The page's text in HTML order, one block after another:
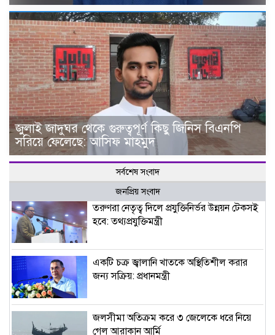
জুলাই জাদুঘর থেকে গুরুত্বপূর্ণ কিছু জিনিস বিএনপি
সরিয়ে ফেলেছে: আসিফ মাহমুদ
সর্বশেষ সংবাদ
জনপ্রিয় সংবাদ
তরুণরা নেতৃত্ব দিলে প্রযুক্তিনির্ভর উন্নয়ন টেকসই
হবে: তথ্যপ্রযুক্তিমন্ত্রী
একটি চক্র জ্বালানি খাতকে অস্থিতিশীল করার
জন্য সক্রিয়: প্রধানমন্ত্রী
জলসীমা অতিক্রম করে ৩ জেলেকে ধরে নিয়ে
গেল আরাকান আর্মি